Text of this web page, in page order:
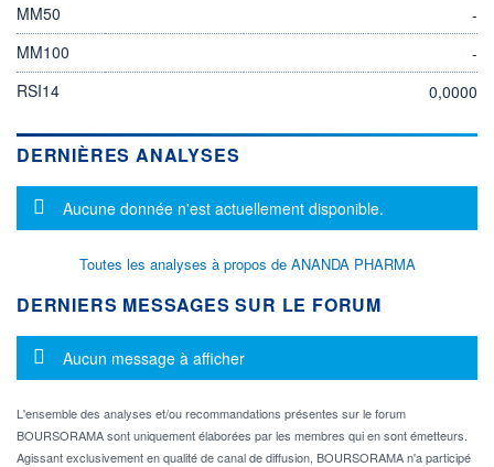
MM50
-
MM100
-
RSI14
0,0000
DERNIÈRES ANALYSES
Message d'information
Aucune donnée n'est actuellement disponible.
Toutes les analyses à propos de ANANDA PHARMA
DERNIERS MESSAGES SUR LE FORUM
Message d'information
Aucun message à afficher
L'ensemble des analyses et/ou recommandations présentes sur le forum
BOURSORAMA sont uniquement élaborées par les membres qui en sont émetteurs.
Agissant exclusivement en qualité de canal de diffusion, BOURSORAMA n'a participé